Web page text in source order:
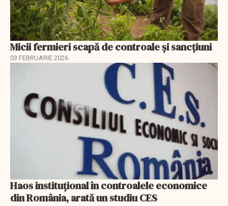
Micii fermieri scapă de controale și sancțiuni
03 FEBRUARIE 2026
Haos instituțional în controalele economice
din România, arată un studiu CES